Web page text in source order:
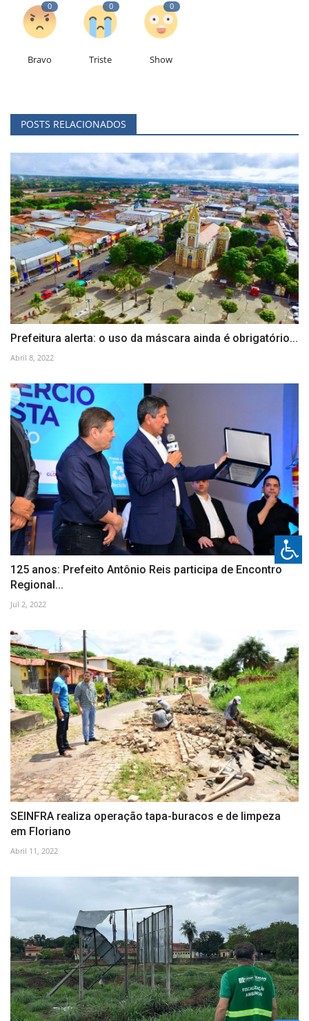
0
Bravo
0
Triste
0
Show
POSTS RELACIONADOS
Prefeitura alerta: o uso da máscara ainda é obrigatório...
Abril 8, 2022
125 anos: Prefeito Antônio Reis participa de Encontro
Regional...
Jul 2, 2022
SEINFRA realiza operação tapa-buracos e de limpeza
em Floriano
Abril 11, 2022